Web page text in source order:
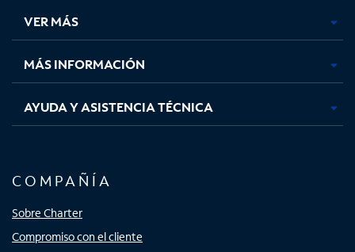
pestaña
nueva
pestaña
nueva
pestaña
nuevanueva
VER MÁS
MÁS INFORMACIÓN
AYUDA Y ASISTENCIA TÉCNICA
COMPAÑÍA
Sobre Charter
Compromiso con el cliente